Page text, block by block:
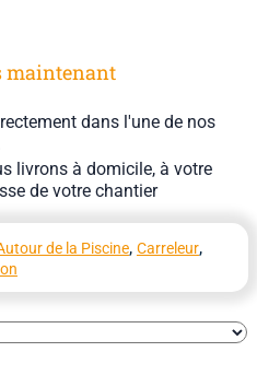
maintenant
dans l'une de nos
livrons à domicile, à votre
de votre chantier
de la Piscine, Carreleur,